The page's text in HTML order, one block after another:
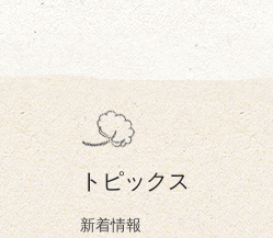
トピックス
新着情報